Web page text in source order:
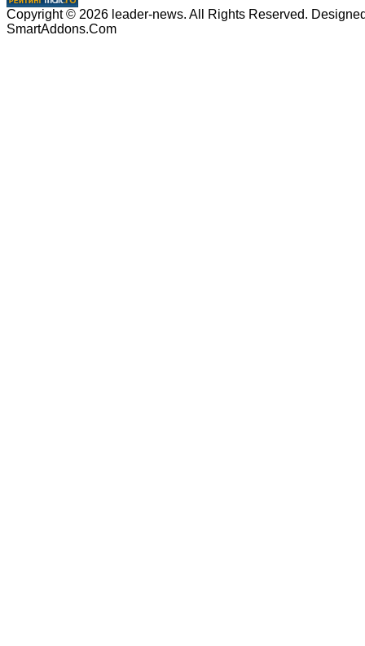
Copyright © 2026 leader-news. All Rights Reserved.
SmartAddons.Com